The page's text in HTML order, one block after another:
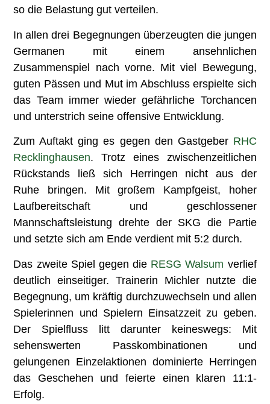
so die Belastung gut verteilen.
In allen drei Begegnungen überzeugten die jungen
Germanen mit einem ansehnlichen
Zusammenspiel nach vorne. Mit viel Bewegung,
guten Pässen und Mut im Abschluss erspielte sich
das Team immer wieder gefährliche Torchancen
und unterstrich seine offensive Entwicklung.
Zum Auftakt ging es gegen den Gastgeber RHC
Recklinghausen. Trotz eines zwischenzeitlichen
Rückstands ließ sich Herringen nicht aus der
Ruhe bringen. Mit großem Kampfgeist, hoher
Laufbereitschaft und geschlossener
Mannschaftsleistung drehte der SKG die Partie
und setzte sich am Ende verdient mit 5:2 durch.
Das zweite Spiel gegen die RESG Walsum verlief
deutlich einseitiger. Trainerin Michler nutzte die
Begegnung, um kräftig durchzuwechseln und allen
Spielerinnen und Spielern Einsatzzeit zu geben.
Der Spielfluss litt darunter keineswegs: Mit
sehenswerten Passkombinationen und
gelungenen Einzelaktionen dominierte Herringen
das Geschehen und feierte einen klaren 11:1-
Erfolg.